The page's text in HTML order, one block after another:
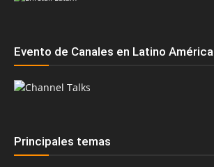
Evento de Canales en Latino América
Principales temas